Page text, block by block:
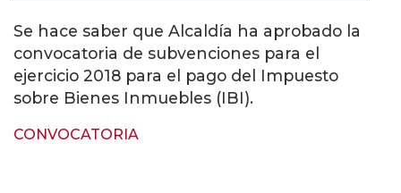
Se hace saber que Alcaldía ha aprobado la
convocatoria de subvenciones para el
ejercicio 2018 para el pago del Impuesto
sobre Bienes Inmuebles (IBI).
CONVOCATORIA